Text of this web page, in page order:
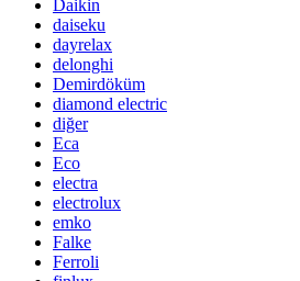
Daikin
daiseku
dayrelax
delonghi
Demirdöküm
diamond electric
diğer
Eca
Eco
electra
electrolux
emko
Falke
Ferroli